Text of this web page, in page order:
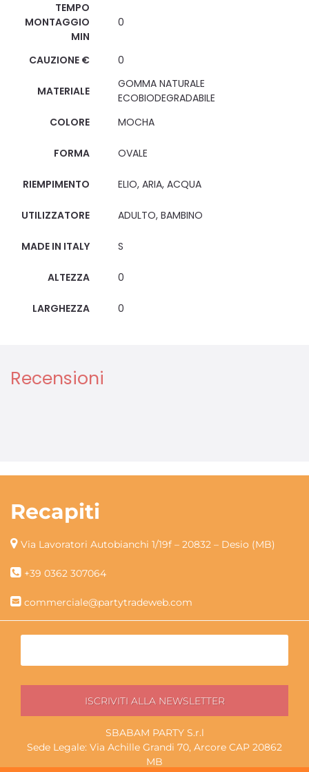
TEMPO
MONTAGGIO
MIN
0
CAUZIONE € 0
MATERIALE
GOMMA NATURALE
ECOBIODEGRADABILE
COLORE
MOCHA
FORMA OVALE
RIEMPIMENTO ELIO, ARIA, ACQUA
UTILIZZATORE ADULTO, BAMBINO
MADE IN ITALY S
ALTEZZA 0
LARGHEZZA 0
Recensioni
Recapiti
Via Lavoratori Autobianchi 1/19f – 20832 – Desio (MB)
+39 0362 307064
commerciale@partytradeweb.com
SBABAM PARTY S.r.l
Sede Legale: Via Achille Grandi 70, Arcore CAP 20862
MB